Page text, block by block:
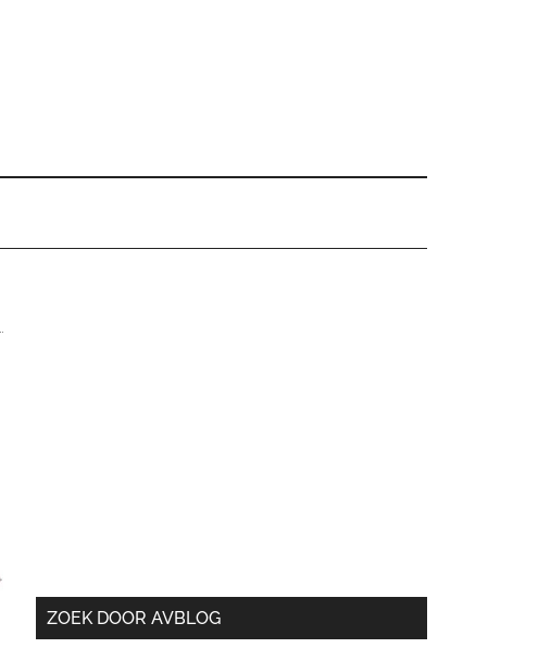
ZOEK DOOR AVBLOG